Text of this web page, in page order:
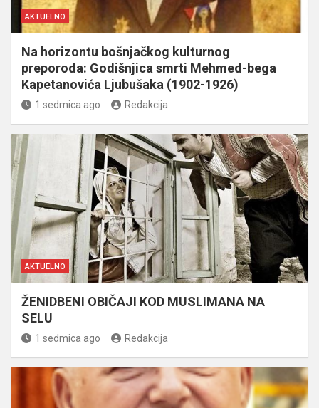
AKTUELNO
Na horizontu bošnjačkog kulturnog
preporoda: Godišnjica smrti Mehmed-bega
Kapetanovića Ljubušaka (1902-1926)
1 sedmica ago Redakcija
AKTUELNO
ŽENIDBENI OBIČAJI KOD MUSLIMANA NA
SELU
1 sedmica ago Redakcija